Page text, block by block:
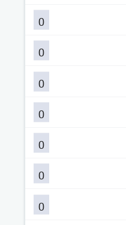
0
0
0
0
0
0
0